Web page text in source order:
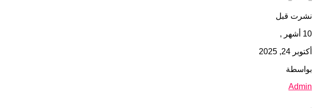
نشرت قبل
10 أشهر ,
أكتوبر 24, 2025
بواسطة
Admin